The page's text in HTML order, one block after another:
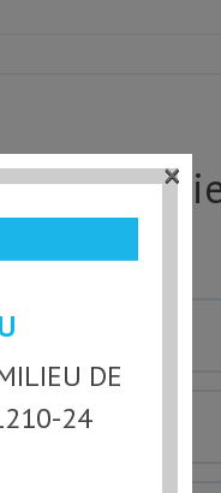
DE
24
×